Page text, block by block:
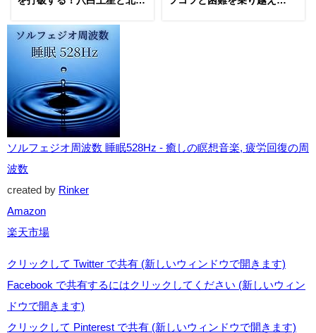
方法
ソルフェジオ周波数 睡眠528Hz - 癒しの瞑想音楽, 疲労回復の周
波数
created by Rinker
Amazon
楽天市場
クリックして Twitter で共有 (新しいウィンドウで開きます)
Facebook で共有するにはクリックしてください (新しいウィン
ドウで開きます)
クリックして Pinterest で共有 (新しいウィンドウで開きます)